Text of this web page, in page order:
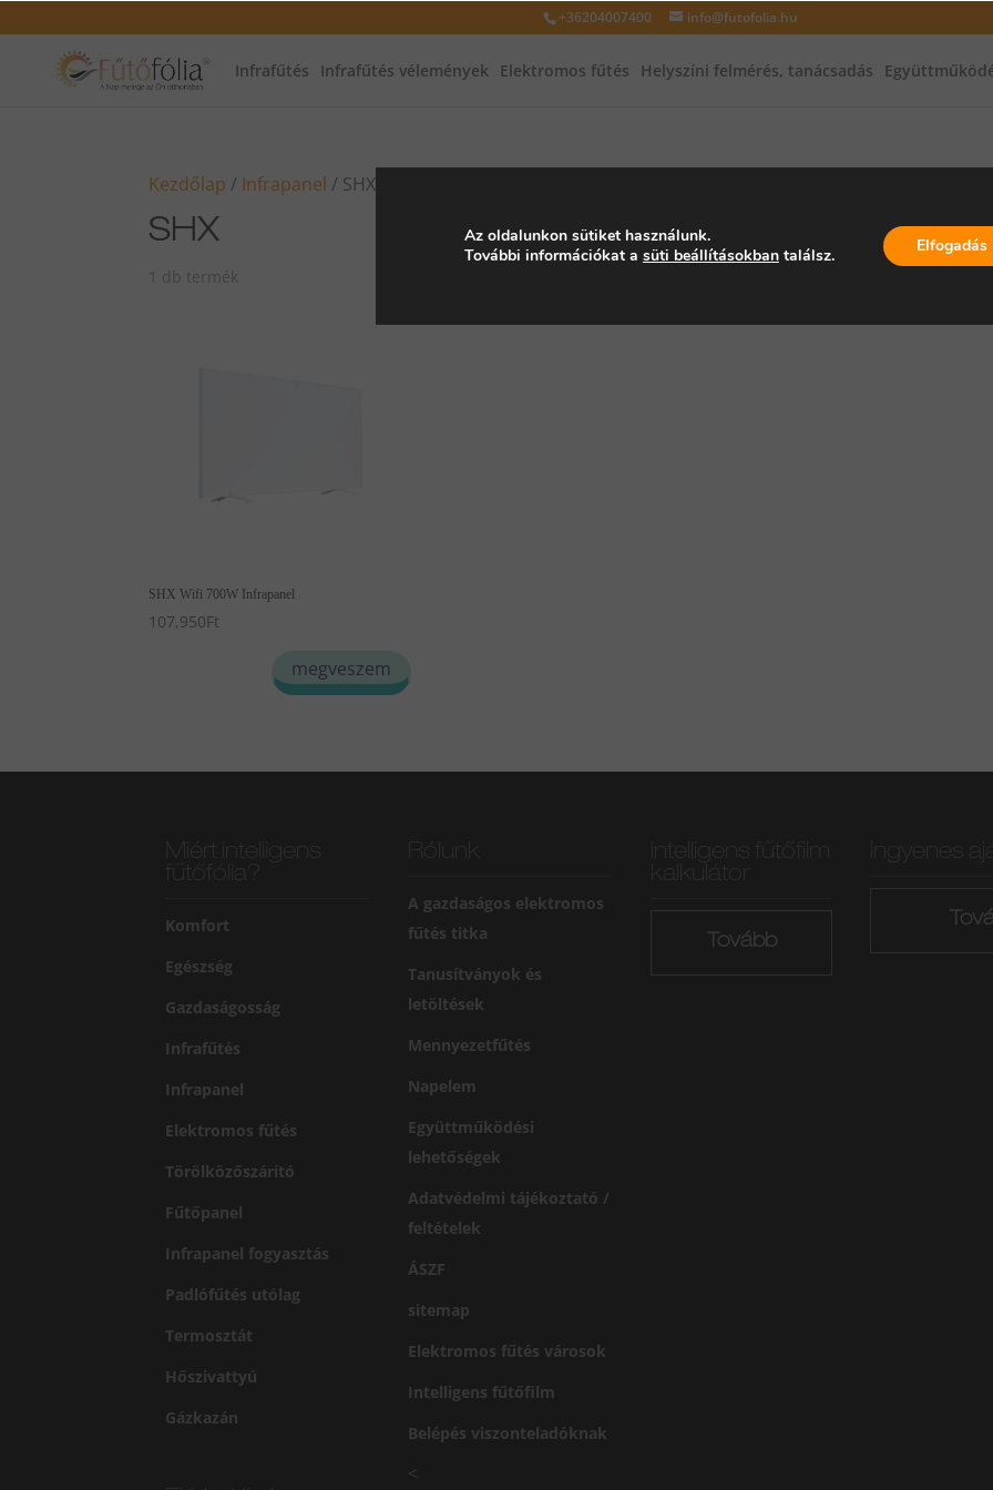
+36204007400 info@futofolia.hu
Infrafűtés Infrafűtés vélemények Elektromos fűtés Helyszíni felmérés, tanácsadás
Kezdőlap / Infrapanel / SHX
SHX
1 db termék
SHX Wifi 700W Infrapanel
107,950Ft
megveszem
Komfort
Egészség
Gazdaságosság
Infrafűtés
Infrapanel
Elektromos fűtés
Törölközőszárító
Fűtőpanel
Infrapanel fogyasztás
Padlófűtés utólag
Termosztát
Hőszivattyú
Gázkazán
A gazdaságos elektromos
fűtés titka
Tanusítványok és
letöltések
Mennyezetfűtés
Napelem
Együttműködési
lehetőségek
Adatvédelmi tájékoztató /
feltételek
ÁSZF
sitemap
Elektromos fűtés városok
Intelligens fűtőfilm
Belépés viszonteladóknak
<
Tovább
Az oldalunkon sütiket használunk.
További információkat a süti beállításokbantalálsz. Elfogadás